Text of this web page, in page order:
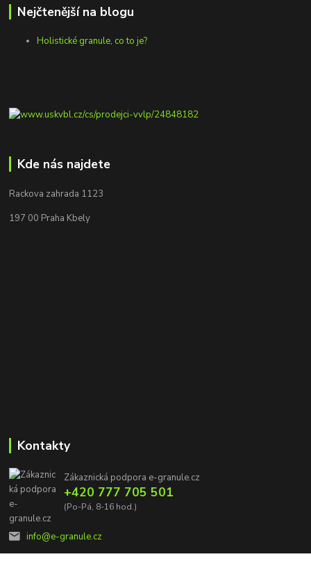
Nejčtenější na blogu
Holistické granule, co to je?
Kde nás najdete
Rackova zahrada 1123
197 00 Praha Kbely
Kontakty
Zákaznická podpora e-granule.cz
+420 777 705 501
(Po-Pá, 8-16 hod.)
info@e-granule.cz